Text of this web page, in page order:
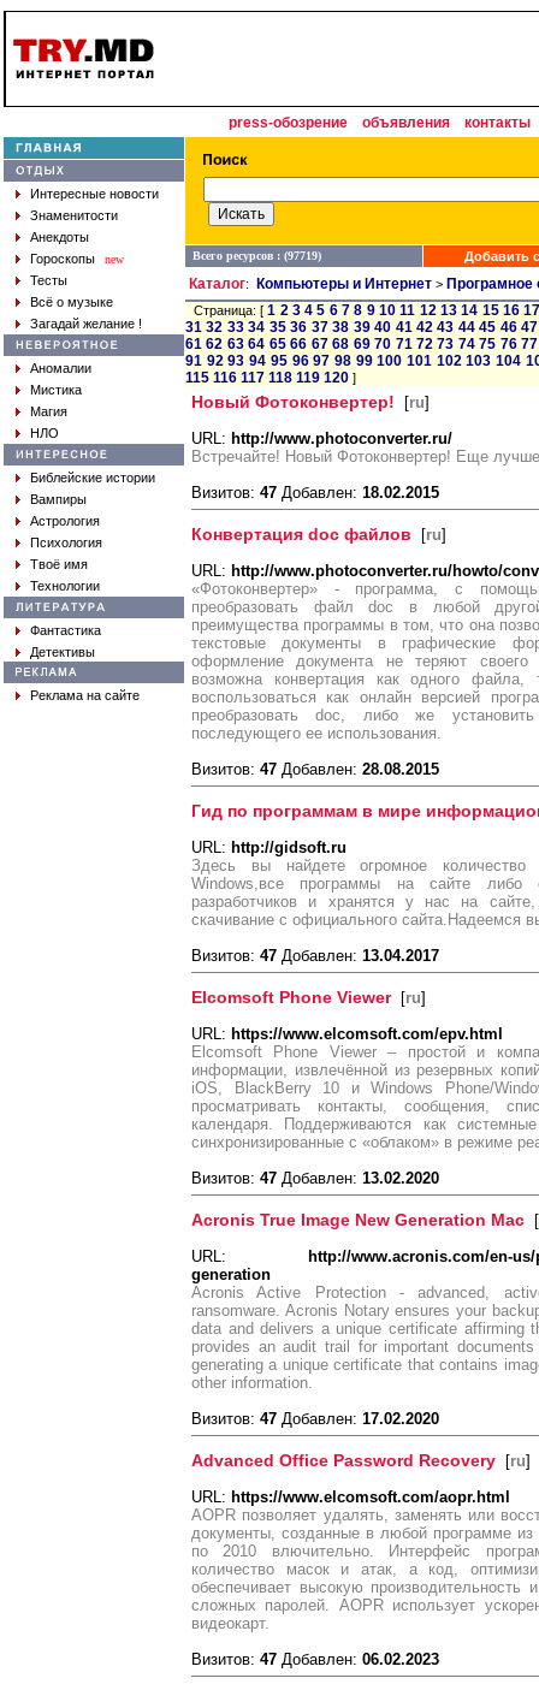
press-обозрение объявления контакты
Интересные новости
Знаменитости
Анекдоты
Гороскопы
new
Тесты
Всё о музыке
Загадай желание !
Аномалии
Мистика
Магия
НЛО
Библейские истории
Вампиры
Астрология
Психология
Твоё имя
Технологии
Фантастика
Детективы
Реклама на сайте
Всего ресурсов : (97719) Добавить
Каталог: Компьютеры и Интернет > Програмное
Страница: [1 2 3 4 5 6 7 8 9 10 11 12 13 14 15 16
31 32 33 34 35 36 37 38 39 40 41 42 43 44 45 46 47
61 62 63 64 65 66 67 68 69 70 71 72 73 74 75 76 77
91 92 93 94 95 96 97 98 99 100 101 102 103 104
115 116 117 118 119 120 ]
Новый Фотоконвертер! [ru]
URL: http://www.photoconverter.ru/
Встречайте! Новый Фотоконвертер! Еще
Визитов: 47 Добавлен: 18.02.2015
Конвертация doc файлов [ru]
URL: http://www.photoconverter.ru/howto/
«Фотоконвертер» - программа, с
преобразовать файл doc в любой
преимущества программы в том, что она
текстовые документы в графические
оформление документа не теряют своего
возможна конвертация как одного
воспользоваться как онлайн версией
преобразовать doc, либо же
последующего ее использования.
Визитов: 47 Добавлен: 28.08.2015
Гид по программам в мире
URL: http://gidsoft.ru
Здесь вы найдете огромное
Windows,все программы на сайте либо
разработчиков и хранятся у нас на
скачивание с официального сайта.Надеемся
Визитов: 47 Добавлен: 13.04.2017
Elcomsoft Phone Viewer[ru]
URL: https://www.elcomsoft.com/epv.html
Elcomsoft Phone Viewer – простой и
информации, извлечённой из резервных
iOS, BlackBerry 10 и Windows Phone/
просматривать контакты, сообщения,
календаря. Поддерживаются как
синхронизированные с «облаком» в режиме
Визитов: 47 Добавлен: 13.02.2020
Acronis True Image New Generation Mac [
URL:
http://www.acronis.com/en-
generation
Acronis Active Protection - advanced,
ransomware. Acronis Notary ensures your
data and delivers a unique certificate affirming
provides an audit trail for important
generating a unique certificate that contains
other information.
Визитов: 47 Добавлен: 17.02.2020
Advanced Office Password Recovery [ru]
URL: https://www.elcomsoft.com/aopr.html
AOPR позволяет удалять, заменять или
документы, созданные в любой программе
по 2010 влючительно. Интерфейс
количество масок и атак, а код,
обеспечивает высокую производительность
сложных паролей. AOPR использует
видеокарт.
Визитов: 47 Добавлен: 06.02.2023